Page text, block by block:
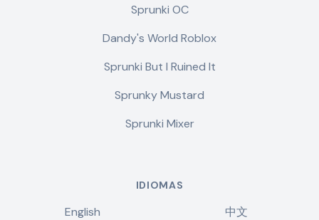
Sprunki OC
Dandy's World Roblox
Sprunki But I Ruined It
Sprunky Mustard
Sprunki Mixer
IDIOMAS
English
中文